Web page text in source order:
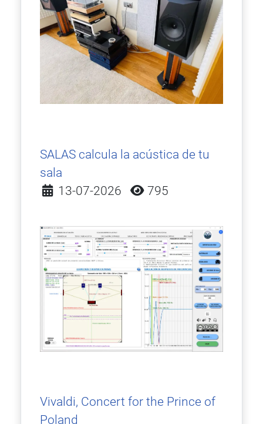
SALAS calcula la acústica de tu
sala
Detalles
13-07-2026 795
Vivaldi, Concert for the Prince of
Poland